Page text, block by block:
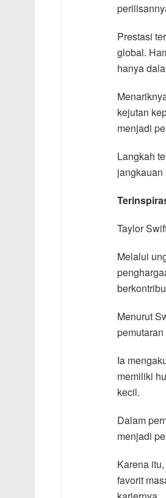
Prestasi
global.
hanya
kejutan
menjadi
Langkah
jangkauan
Taylor
Melalui
Menurut
Ia
memiliki
kecil.
Dalam
menjadi
Karena
favorit